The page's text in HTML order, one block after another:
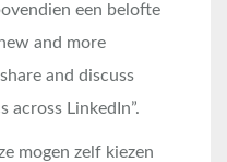
een belofte
and more
and discuss
across LinkedIn”.
mogen zelf kiezen